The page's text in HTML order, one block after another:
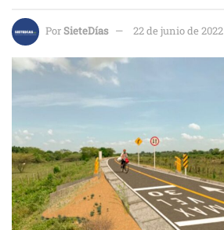
PorSieteDías 22 de junio de 2022